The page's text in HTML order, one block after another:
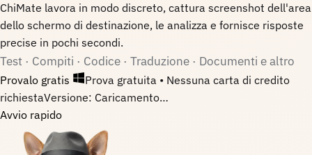
ChiMate lavora in modo discreto, cattura screenshot dell'area
dello schermo di destinazione, le analizza e fornisce risposte
precise in pochi secondi.
Test · Compiti · Codice · Traduzione · Documenti e altro
Provalo gratis
Prova gratuita • Nessuna carta di credito
richiestaVersione: Caricamento…
Avvio rapido